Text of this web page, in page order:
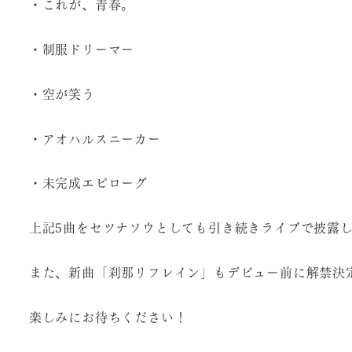
・これが、青春。
・制服ドリーマー
・空が笑う
・アオハルスニーカー
・未完成エピローグ
上記5曲をセツナソウとしても引き続きライブで披露
また、新曲「刹那リフレイン」もデビュー前に解禁決
楽しみにお待ちください！